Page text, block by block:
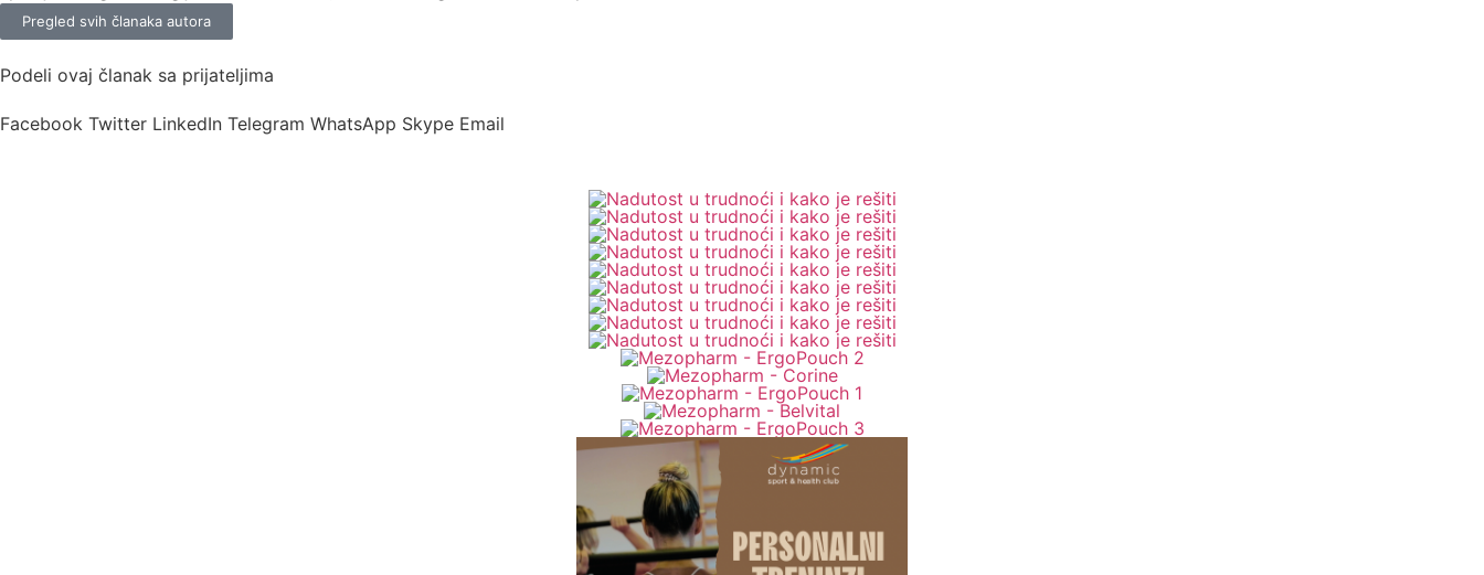
Pregled svih članaka autora
Podeli ovaj članak sa prijateljima
Facebook Twitter LinkedIn Telegram WhatsApp Skype Email